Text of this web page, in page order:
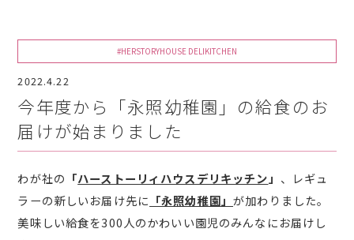
#HERSTORYHOUSE DELIKITCHEN
2022.4.22
今年度から「永照幼稚園」の給食のお
届けが始まりました
わが社の 「ハーストーリィハウスデリキッチン 」 、レギュ
ラーの新しいお届け先に 「永照幼稚園」が加わりました。
美味しい給食を300人のかわいい園児のみんなにお届けし
a